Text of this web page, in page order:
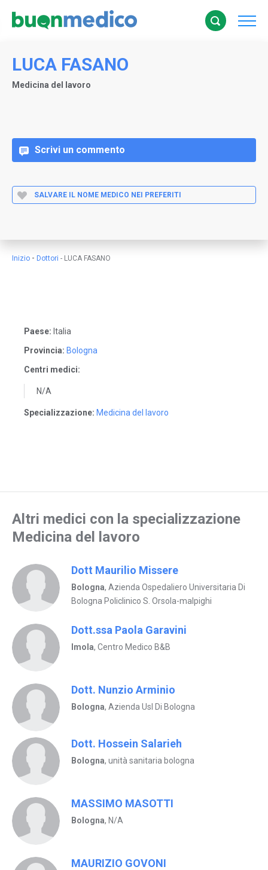
LUCA FASANO
Medicina del lavoro
Scrivi un commento
SALVARE IL NOME MEDICO NEI PREFERITI
Inizio - Dottori - LUCA FASANO
Paese: Italia
Provincia: Bologna
Centri medici:
N/A
Specializzazione: Medicina del lavoro
Altri medici con la specializzazione
Medicina del lavoro
Dott Maurilio Missere
Bologna, Azienda Ospedaliero Universitaria Di
Bologna Policlinico S. Orsola-malpighi
Dott.ssa Paola Garavini
Imola, Centro Medico B&B
Dott. Nunzio Arminio
Bologna, Azienda Usl Di Bologna
Dott. Hossein Salarieh
Bologna, unità sanitaria bologna
MASSIMO MASOTTI
Bologna, N/A
MAURIZIO GOVONI